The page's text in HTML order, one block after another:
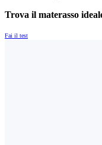
Trova il materasso
Fai il test